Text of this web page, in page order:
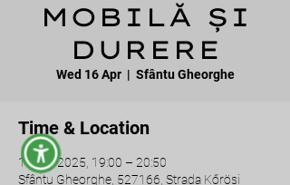
MOBILĂ ȘI
DURERE
Wed 16 Apr
  |
Sfântu Gheorghe
Time & Location
16 Apr 2025, 19:00 – 20:50
Sfântu Gheorghe, 527166, Strada Kőrösi